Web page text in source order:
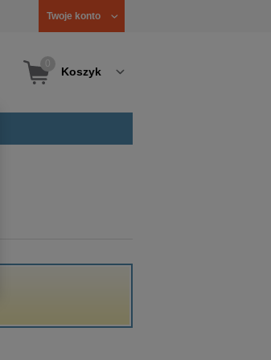
Twoje konto
Koszyk